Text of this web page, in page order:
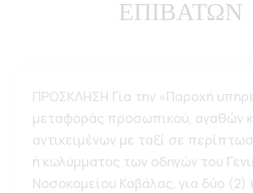
ΕΠΙΒΑΤΩΝ
ΠΡΟΣΚΛΗΣΗ Για την «Παροχή
μεταφοράς προσωπικού, αγαθών
αντικειμένων με ταξί σε
ή κωλύμματος των οδηγών του
Νοσοκομείου Καβάλας, για δύο (2)